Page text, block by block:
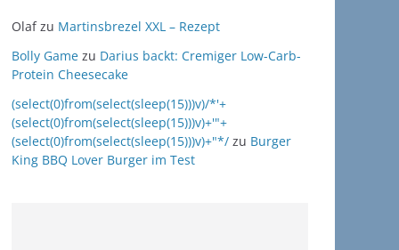
Olafzu Martinsbrezel XXL – Rezept
Bolly Game zu Darius backt: Cremiger Low-Carb-
Protein Cheesecake
(select(0)from(select(sleep(15)))v)/*'+
(select(0)from(select(sleep(15)))v)+'"+
(select(0)from(select(sleep(15)))v)+"*/ zu Burger
King BBQ Lover Burger im Test